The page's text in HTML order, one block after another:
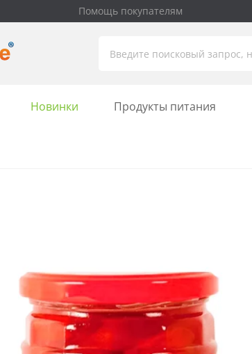
Помощь покупателям
Новинки Продукты питания